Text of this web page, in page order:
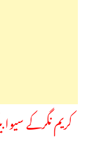
کریم نگرکے